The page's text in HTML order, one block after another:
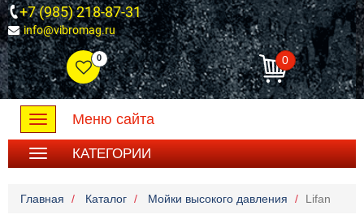
+7 (985) 218-87-31
info@vibromag.ru
0 0
Toggle
navigation
Меню сайта
КАТЕГОРИИ
Главная Каталог Мойки высокого давления Lifan